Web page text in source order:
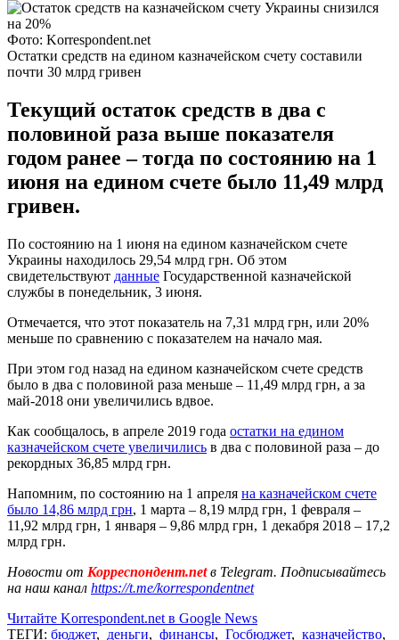
Фото: Korrespondent.net
Остатки средств на едином казначейском счету составили
почти 30 млрд гривен
Текущий остаток средств в два с
половиной раза выше показателя
годом ранее – тогда по состоянию на 1
июня на едином счете было 11,49 млрд
гривен.
По состоянию на 1 июня на едином казначейском счете
Украины находилось 29,54 млрд грн. Об этом
свидетельствуют данные Государственной казначейской
службы в понедельник, 3 июня.
Отмечается, что этот показатель на 7,31 млрд грн, или 20%
меньше по сравнению с показателем на начало мая.
При этом год назад на едином казначейском счете средств
было в два с половиной раза меньше – 11,49 млрд грн, а за
май-2018 они увеличились вдвое.
Как сообщалось, в апреле 2019 года остатки на едином
казначейском счете увеличились в два с половиной раза – до
рекордных 36,85 млрд грн.
Напомним, по состоянию на 1 апреля на казначейском счете
было 14,86 млрд грн, 1 марта – 8,19 млрд грн, 1 февраля –
11,92 млрд грн, 1 января – 9,86 млрд грн, 1 декабря 2018 – 17,2
млрд грн.
Новости от Корреспондент.netв Telegram. Подписывайтесь
на наш канал https://t.me/korrespondentnet
Читайте Korrespondent.net в Google News
ТЕГИ: бюджет, деньги, финансы, Госбюджет, казначейство,